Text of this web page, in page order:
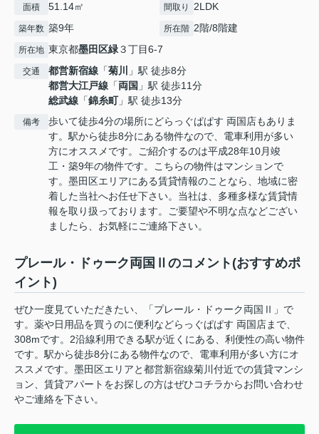
面積 51.14㎡ 間取り 2LDK
築年数 築9年 所在階 2階/8階建
所在地 東京都墨田区緑３丁目6-7
交通 都営新宿線 「菊川
」駅 徒歩8分
都営大江戸線 「両国 」駅 徒歩11分
総武線 「錦糸町」駅 徒歩13分
備考
歩いて徒歩4分の場所にどらっぐぱぱす 両国店もありま
す。駅から徒歩8分にある物件なので、電車利用が多い
方にオススメです。ご紹介するのは平成28年10月竣
工・築9年の物件です。こちらの物件はマンションで
す。墨田区エリアにある賃貸情報のことなら、地域に密
着した当社へお任せ下さい。当社は、多種多様な賃貸情
報を取り扱っております。ご要望や不明な点などござい
ましたら、お気軽にご連絡下さい。
プレール・ドゥーク両国Ⅱのコメント(おすすめポ
イント)
ぜひ一度見ていただきたい、「プレール・ドゥーク両国Ⅱ」で
す。薬や日用品を買うのに便利などらっぐぱぱす 両国店まで、
308mです。2沿線利用できる駅が近くにある、利便性の高い物件
です。駅から徒歩8分にある物件なので、電車利用が多い方にオ
ススメです。墨田区エリアと都営新宿線菊川付近での賃貸マンシ
ョン、賃貸アパートをお探しの方はぜひコチラからお問い合わせ
やご連絡を下さい。